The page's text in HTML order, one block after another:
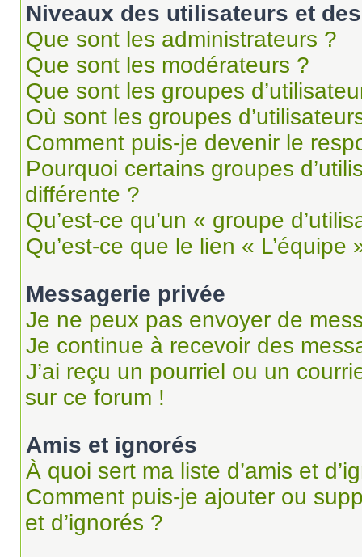
Niveaux des utilisateurs et
Que sont les administrateurs ?
Que sont les modérateurs ?
Que sont les groupes
Où sont les groupes
Comment puis-je devenir le
Pourquoi certains groupes
différente ?
Qu’est-ce qu’un « groupe
Qu’est-ce que le lien « L’équipe
Messagerie privée
Je ne peux pas envoyer de
Je continue à recevoir des
J’ai reçu un pourriel ou un
sur ce forum !
Amis et ignorés
À quoi sert ma liste d’amis et
Comment puis-je ajouter ou
et d’ignorés ?